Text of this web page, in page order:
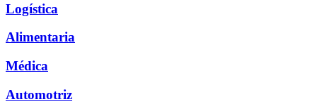
Logística
Alimentaria
Médica
Automotriz